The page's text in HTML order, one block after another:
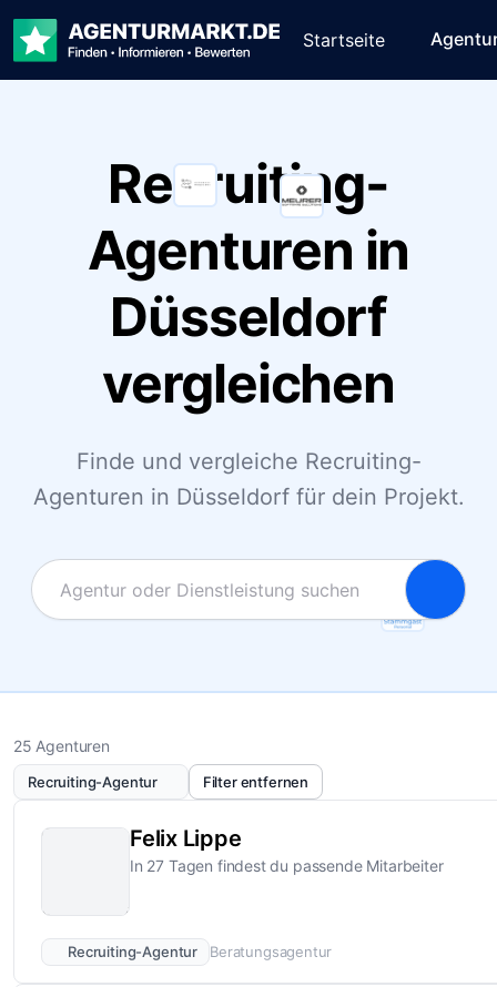
Startseite
Recruiting-
Agenturen in
Düsseldorf
vergleichen
Finde und vergleiche Recruiting-
Agenturen in Düsseldorf für dein Projekt.
25 Agenturen
Recruiting-Agentur Filter entfernen
Felix Lippe
In 27 Tagen findest du passende Mitarbeiter
Recruiting-Agentur Beratungsagentur